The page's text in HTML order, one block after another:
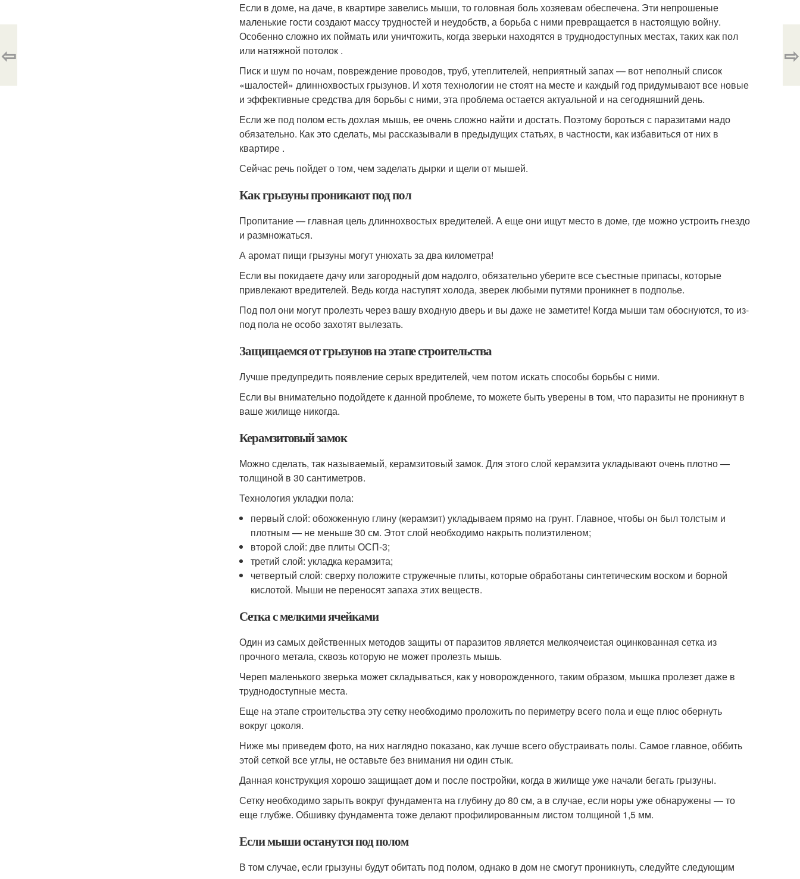
Если в доме, на даче, в квартире завелись мыши, то головная боль хозяевам обеспечена. Эти непрошеные
маленькие гости создают массу трудностей и неудобств, а борьба с ними превращается в настоящую войну.
Особенно сложно их поймать или уничтожить, когда зверьки находятся в труднодоступных местах, таких как пол
или натяжной потолок .
Писк и шум по ночам, повреждение проводов, труб, утеплителей, неприятный запах — вот неполный список
«шалостей» длиннохвостых грызунов. И хотя технологии не стоят на месте и каждый год придумывают все новые
и эффективные средства для борьбы с ними, эта проблема остается актуальной и на сегодняшний день.
Если же под полом есть дохлая мышь, ее очень сложно найти и достать. Поэтому бороться с паразитами надо
обязательно. Как это сделать, мы рассказывали в предыдущих статьях, в частности, как избавиться от них в
квартире .
Сейчас речь пойдет о том, чем заделать дырки и щели от мышей.
Как грызуны проникают под пол
Пропитание — главная цель длиннохвостых вредителей. А еще они ищут место в доме, где можно устроить гнездо
и размножаться.
А аромат пищи грызуны могут унюхать за два километра!
Если вы покидаете дачу или загородный дом надолго, обязательно уберите все съестные припасы, которые
привлекают вредителей. Ведь когда наступят холода, зверек любыми путями проникнет в подполье.
Под пол они могут пролезть через вашу входную дверь и вы даже не заметите! Когда мыши там обоснуются, то из-
под пола не особо захотят вылезать.
Защищаемся от грызунов на этапе строительства
Лучше предупредить появление серых вредителей, чем потом искать способы борьбы с ними.
Если вы внимательно подойдете к данной проблеме, то можете быть уверены в том, что паразиты не проникнут в
ваше жилище никогда.
Керамзитовый замок
Можно сделать, так называемый, керамзитовый замок. Для этого слой керамзита укладывают очень плотно —
толщиной в 30 сантиметров.
Технология укладки пола:
первый слой: обожженную глину (керамзит) укладываем прямо на грунт. Главное, чтобы он был толстым и
плотным — не меньше 30 см. Этот слой необходимо накрыть полиэтиленом;
второй слой: две плиты ОСП-3;
третий слой: укладка керамзита;
четвертый слой: сверху положите стружечные плиты, которые обработаны синтетическим воском и борной
кислотой. Мыши не переносят запаха этих веществ.
Сетка с мелкими ячейками
Один из самых действенных методов защиты от паразитов является мелкоячеистая оцинкованная сетка из
прочного метала, сквозь которую не может пролезть мышь.
Череп маленького зверька может складываться, как у новорожденного, таким образом, мышка пролезет даже в
труднодоступные места.
Еще на этапе строительства эту сетку необходимо проложить по периметру всего пола и еще плюс обернуть
вокруг цоколя.
Ниже мы приведем фото, на них наглядно показано, как лучше всего обустраивать полы. Самое главное, оббить
этой сеткой все углы, не оставьте без внимания ни один стык.
Данная конструкция хорошо защищает дом и после постройки, когда в жилище уже начали бегать грызуны.
Сетку необходимо зарыть вокруг фундамента на глубину до 80 см, а в случае, если норы уже обнаружены — то
еще глубже. Обшивку фундамента тоже делают профилированным листом толщиной 1,5 мм.
Если мыши останутся под полом
В том случае, если грызуны будут обитать под полом, однако в дом не смогут проникнуть, следуйте следующим
⇦ ⇨